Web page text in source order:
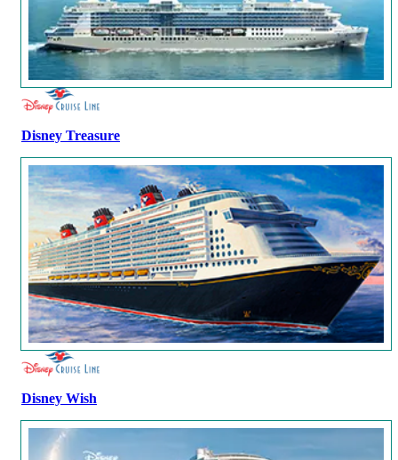
Disney Treasure
Disney Wish